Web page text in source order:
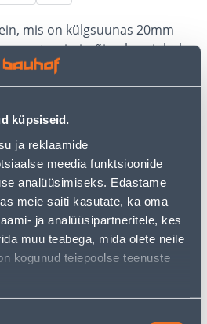
küpsiseid.
ja reklaamide
meedia funktsioonide
analüüsimiseks. Edastame
meie saiti kasutate, ka oma
ja analüüsipartneritele, kes
muu teabega, mida olete neile
kogunud teiepoolse teenuste
mis on külgsuunas 20mm
monteerimisvõimaluse juhul,
kaldu.
6 mm turvaklaas.
TOODE
Платежи
79